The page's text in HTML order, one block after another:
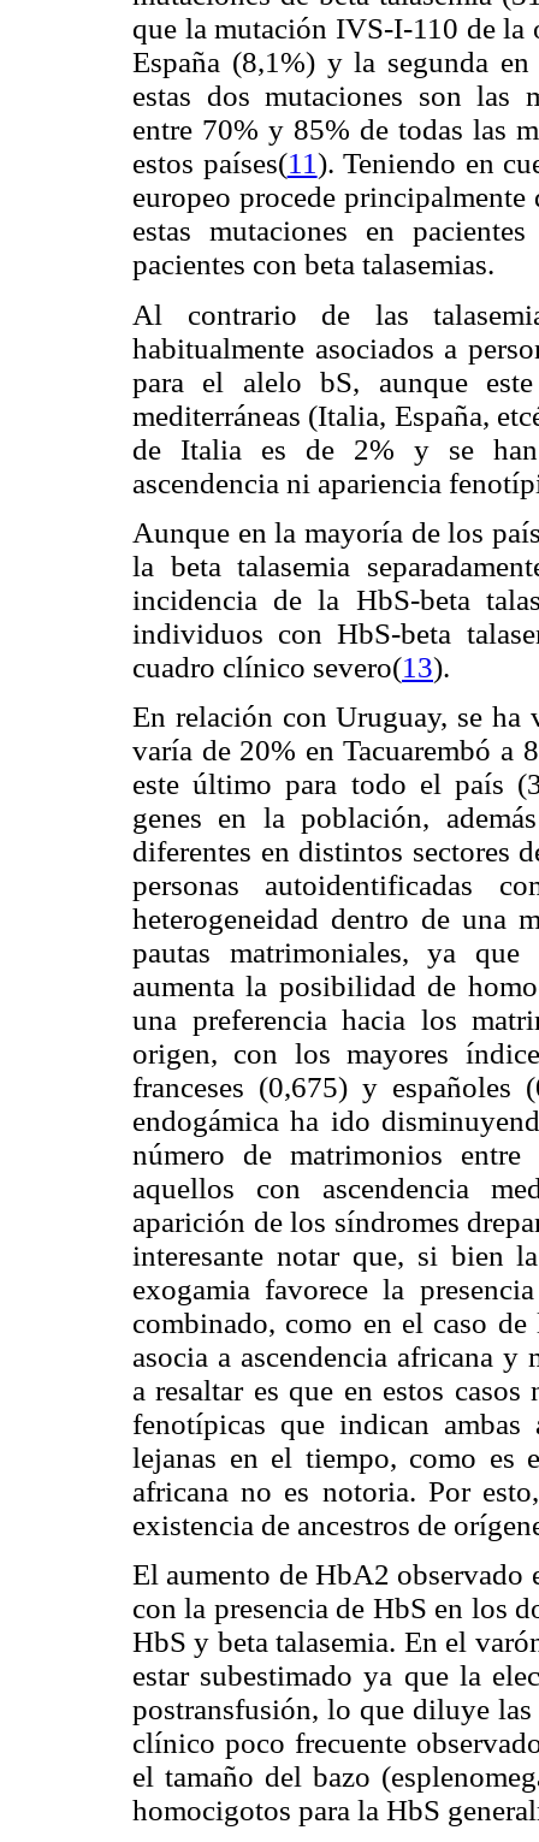
que la mutación IVS-I-110 de la
España (8,1%) y la segunda
estas dos mutaciones son las
entre 70% y 85% de todas las
estos países(11). Teniendo en
europeo procede principalmente
estas mutaciones en
pacientes con beta talasemias.
Al contrario de las
habitualmente asociados a
para el alelo bS, aunque
mediterráneas (Italia, España,
de Italia es de 2% y se han
ascendencia ni apariencia
Aunque en la mayoría de los
la beta talasemia
incidencia de la HbS-beta
individuos con HbS-beta
cuadro clínico severo(13).
En relación con Uruguay, se ha
varía de 20% en Tacuarembó
este último para todo el país
genes en la población,
diferentes en distintos sectores
personas autoidentificadas
heterogeneidad dentro de una
pautas matrimoniales, ya
aumenta la posibilidad de
una preferencia hacia los
origen, con los mayores
franceses (0,675) y españoles
endogámica ha ido
número de matrimonios
aquellos con ascendencia
aparición de los síndromes
interesante notar que, si bien
exogamia favorece la
combinado, como en el caso
asocia a ascendencia africana y
a resaltar es que en estos
fenotípicas que indican ambas
lejanas en el tiempo, como es
africana no es notoria. Por
existencia de ancestros de
El aumento de HbA2 observado
con la presencia de HbS en los
HbS y beta talasemia. En el
estar subestimado ya que la
postransfusión, lo que diluye
clínico poco frecuente
el tamaño del bazo
homocigotos para la HbS